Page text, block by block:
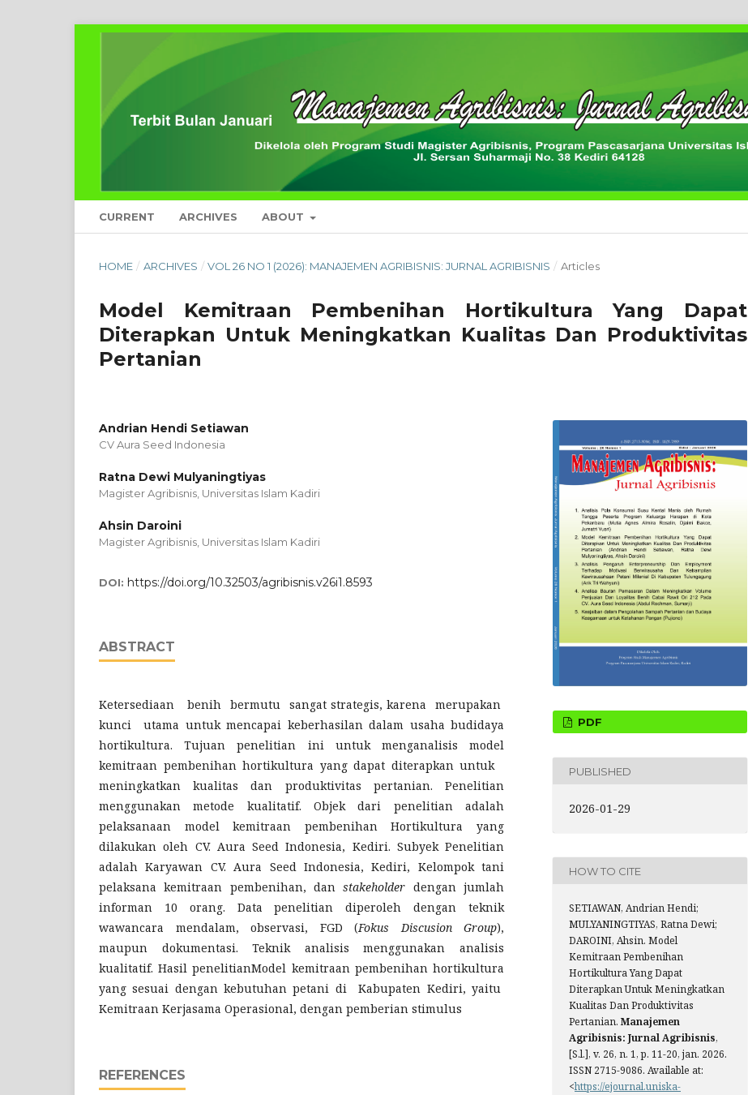
CURRENT ARCHIVES ABOUT
HOME / ARCHIVES / VOL 26 NO 1 (2026): MANAJEMEN AGRIBISNIS: JURNAL AGRIBISNIS / Articles
Model Kemitraan Pembenihan Hortikultura Yang Dapat
Diterapkan Untuk Meningkatkan Kualitas Dan Produktivitas
Pertanian
Andrian Hendi Setiawan
CV Aura Seed Indonesia
Ratna Dewi Mulyaningtiyas
Magister Agribisnis, Universitas Islam Kadiri
Ahsin Daroini
Magister Agribisnis, Universitas Islam Kadiri
DOI: https://doi.org/10.32503/agribisnis.v26i1.8593
ABSTRACT
Ketersediaan benih bermutu sangat strategis, karena merupakan
kunci utama untuk mencapai keberhasilan dalam usaha budidaya
hortikultura. Tujuan penelitian ini untuk menganalisis model
kemitraan pembenihan hortikultura yang dapat diterapkan untuk
meningkatkan kualitas dan produktivitas pertanian. Penelitian
menggunakan metode kualitatif. Objek dari penelitian adalah
pelaksanaan model kemitraan pembenihan Hortikultura yang
dilakukan oleh CV. Aura Seed Indonesia, Kediri. Subyek Penelitian
adalah Karyawan CV. Aura Seed Indonesia, Kediri, Kelompok tani
pelaksana kemitraan pembenihan, danstakeholder dengan jumlah
informan 10 orang. Data penelitian diperoleh dengan teknik
wawancara mendalam, observasi, FGD (Fokus Discusion Group),
maupun dokumentasi. Teknik analisis menggunakan analisis
kualitatif. Hasil penelitianModel kemitraan pembenihan hortikultura
yang sesuai dengan kebutuhan petani di Kabupaten Kediri, yaitu
Kemitraan Kerjasama Operasional, dengan pemberian stimulus
REFERENCES
PDF
PUBLISHED
2026-01-29
HOW TO CITE
SETIAWAN, Andrian Hendi;
MULYANINGTIYAS, Ratna Dewi;
DAROINI, Ahsin. Model
Kemitraan Pembenihan
Hortikultura Yang Dapat
Diterapkan Untuk Meningkatkan
Kualitas Dan Produktivitas
Pertanian. Manajemen
Agribisnis: Jurnal Agribisnis,
[S.l.], v. 26, n. 1, p. 11-20, jan. 2026.
ISSN 2715-9086. Available at:
<https://ejournal.uniska-